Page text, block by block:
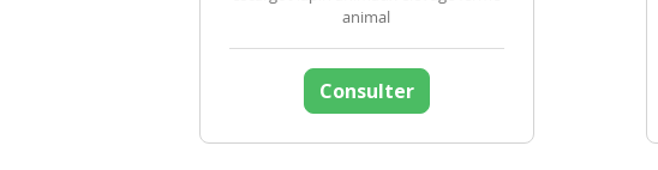
animal
Consulter